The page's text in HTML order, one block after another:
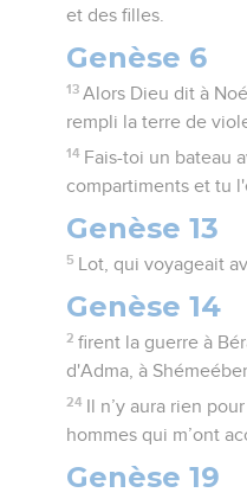
et des filles.
Genèse 6
13 Alors Dieu dit à
rempli la terre de
14 Fais-toi un bateau
compartiments et tu
Genèse 13
5 Lot, qui voyageait
Genèse 14
2 firent la guerre à
d'Adma, à
24
Il n’y aura rien
hommes qui m’ont
Genèse 19